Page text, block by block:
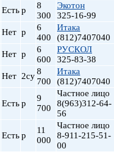
Естьр
8
300
Экотон
325-16-99
Нет р
6
400
Итака
(812)7407040
Нет р
6
600
РУСКОЛ
325-83-38
Нет 2су8
700
Итака
(812)7407040
Естьр
9
700
Частное лицо
8(963)312-64-
56
Естьр
11
000
Частное лицо
8-911-215-51-
00